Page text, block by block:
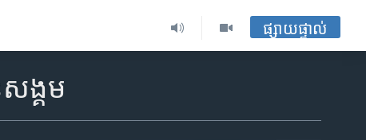
ផ្សាយផ្ទាល់
ង្គម